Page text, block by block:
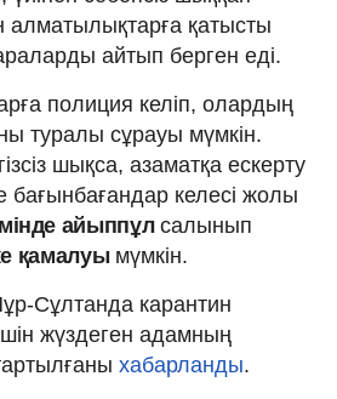
алматылықтарға қатысты
айтып берген еді.
полиция келіп, олардың
туралы сұрауы мүмкін.
шықса, азаматқа ескерту
бағынбағандар келесі жолы
айыппұлсалынып
қамалуымүмкін.
Сұлтанда карантин
жүздеген адамның
хабарланды.